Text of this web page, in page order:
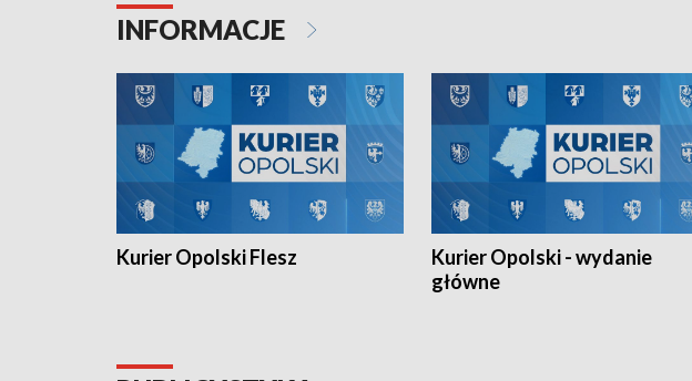
torowym.
INFORMACJE
Kurier Opolski Flesz
Kurier Opolski - wydanie
główne